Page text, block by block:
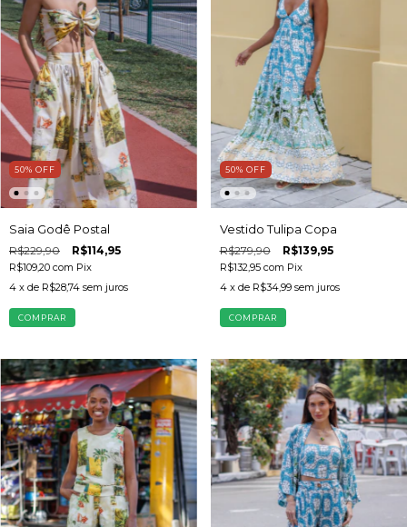
50% OFF
Saia Godê Postal
R$229,90 R$114,95
R$109,20 com Pix
4 x de R$28,74 sem juros
COMPRAR
50% OFF
Vestido Tulipa Copa
R$279,90 R$139,95
R$132,95 com Pix
4 x de R$34,99 sem juros
COMPRAR